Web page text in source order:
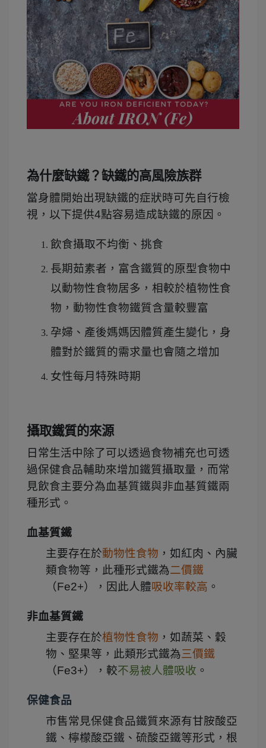
為什麼缺鐵？缺鐵的高風險族群
當身體開始出現缺鐵的症狀時可先自行檢
視，以下提供4點容易造成缺鐵的原因。
飲食攝取不均衡、挑食
長期茹素者，富含鐵質的原型食物中
以動物性食物居多，相較於植物性食
物，動物性食物鐵質含量較豐富
孕婦、產後媽媽因體質產生變化，身
體對於鐵質的需求量也會隨之增加
女性每月特殊時期
攝取鐵質的來源
日常生活中除了可以透過食物補充也可透
過保健食品輔助來增加鐵質攝取量，而常
見飲食主要分為血基質鐵與非血基質鐵兩
種形式。
血基質鐵
主要存在於動物性食物 ，如紅肉、內臟
類食物等，此種形式鐵為二價鐵
（Fe2+），因此人體吸收率較高 。
非血基質鐵
主要存在於植物性食物 ，如蔬菜、穀
物、堅果等，此類形式鐵為三價鐵
（Fe3+），較不易被人體吸收 。
保健食品
市售常見保健食品鐵質來源有甘胺酸亞
鐵、檸檬酸亞鐵、硫酸亞鐵等形式，根